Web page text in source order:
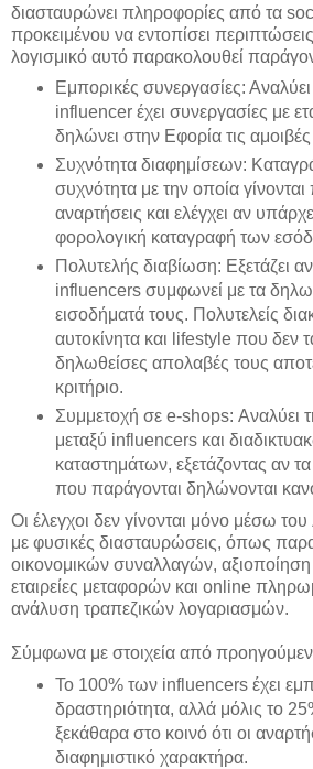
διασταυρώνει πληροφορίες από τα
προκειμένου να εντοπίσει
λογισμικό αυτό παρακολουθεί
Εμπορικές συνεργασίες:
influencer έχει συνεργασίες με
δηλώνει στην Εφορία τις
Συχνότητα διαφημίσεων:
συχνότητα με την οποία
αναρτήσεις και ελέγχει αν
φορολογική καταγραφή των
Πολυτελής διαβίωση: Εξετάζει
influencers συμφωνεί με τα
εισοδήματά τους. Πολυτελείς
αυτοκίνητα και lifestyle που δεν
δηλωθείσες απολαβές τους
κριτήριο.
Συμμετοχή σε e-shops: Αναλύει
μεταξύ influencers και
καταστημάτων, εξετάζοντας αν
που παράγονται δηλώνονται
Οι έλεγχοι δεν γίνονται μόνο μέσω του
με φυσικές διασταυρώσεις, όπως
οικονομικών συναλλαγών,
εταιρείες μεταφορών και online
ανάλυση τραπεζικών λογαριασμών.
Σύμφωνα με στοιχεία από
Το 100% των influencers έχει
δραστηριότητα, αλλά μόλις το
ξεκάθαρα στο κοινό ότι οι
διαφημιστικό χαρακτήρα.